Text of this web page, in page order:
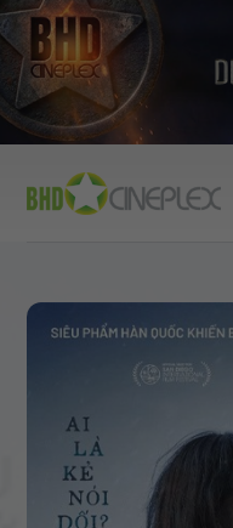
Skip
to
content